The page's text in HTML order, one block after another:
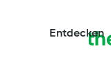
Entdecken